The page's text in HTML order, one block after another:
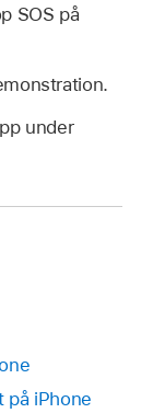
SOS på
under
på iPhone